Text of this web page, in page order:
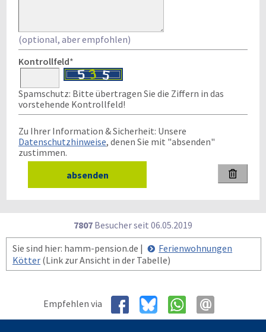
(optional, aber empfohlen)
Kontrollfeld*
Spamschutz: Bitte übertragen Sie die Ziffern in das
vorstehende Kontrollfeld!
Zu Ihrer Information & Sicherheit: Unsere
Datenschutzhinweise, denen Sie mit "absenden"
zustimmen.

7807 Besucher seit 06.05.2019
Sie sind hier: hamm-pension.de |
Ferienwohnungen
Kötter (Link zur Ansicht in der Tabelle)
Empfehlen via